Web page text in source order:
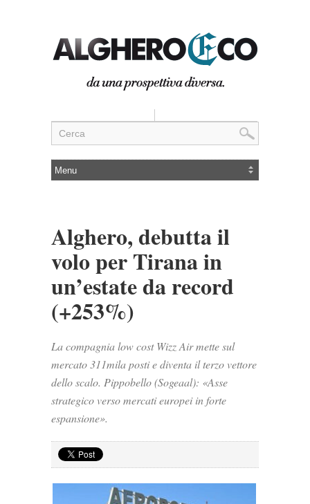
Alghero, debutta il
volo per Tirana in
un’estate da record
(+253%)
La compagnia low cost Wizz Air mette sul
mercato 311mila posti e diventa il terzo vettore
dello scalo. Pippobello (Sogeaal): «Asse
strategico verso mercati europei in forte
espansione».